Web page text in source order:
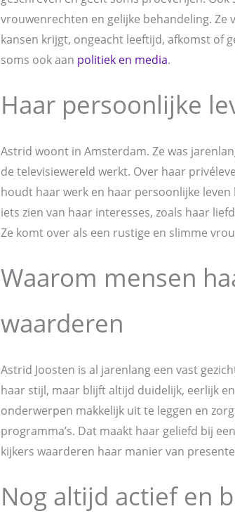
vrouwenrechten en gelijke behandeling.
kansen krijgt, ongeacht leeftijd, afkomst of
soms ook aan politiek en media.
Haar persoonlijke
Astrid woont in Amsterdam. Ze was
de televisiewereld werkt. Over haar
houdt haar werk en haar persoonlijke leven
iets zien van haar interesses, zoals haar
Ze komt over als een rustige en slimme
Waarom mensen
waarderen
Astrid Joosten is al jarenlang een vast
haar stijl, maar blijft altijd duidelijk, eerlijk
onderwerpen makkelijk uit te leggen en
programma’s. Dat maakt haar geliefd bij
kijkers waarderen haar manier van
Nog altijd actief en